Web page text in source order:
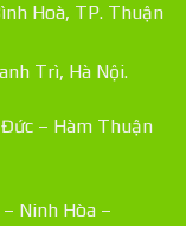
Hoà, TP. Thuận
Trì, Hà Nội.
– Hàm Thuận
Ninh Hòa –